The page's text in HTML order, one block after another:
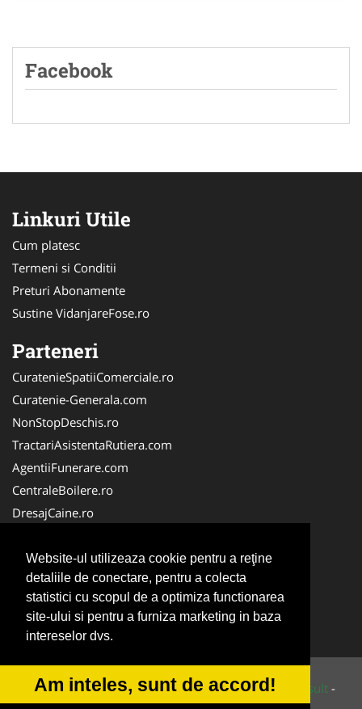
Website-ul utilizeaza cookie pentru a reţine
detaliile de conectare, pentru a colecta
statistici cu scopul de a optimiza functionarea
site-ului si pentru a furniza marketing in baza
intereselor dvs.
Am inteles, sunt de accord!
Facebook
Linkuri Utile
Cum platesc
Termeni si Conditii
Preturi Abonamente
Sustine VidanjareFose.ro
Parteneri
CuratenieSpatiiComerciale.ro
Curatenie-Generala.com
NonStopDeschis.ro
TractariAsistentaRutiera.com
AgentiiFunerare.com
CentraleBoilere.ro
DresajCaine.ro
Alpinist-Utilitar.com
Birouri-Cadastru.ro
FirmaTractariAuto.ro
Service-Reparatii.com
© 2014-2026 Powered byVilonMedia&Tokaido Consult -